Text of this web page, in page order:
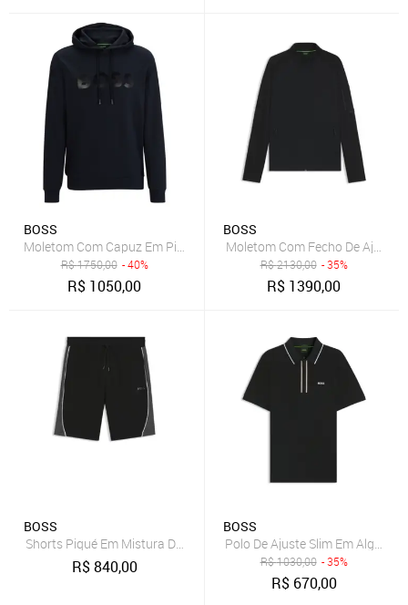
BOSS
Moletom Com Capuz Em Piqué De Algodão De Ajuste Descontraído
R$1750,00 - 40%
R$ 1050,00
BOSS
Moletom Com Fecho De Ajuste
R$2130,00 - 35%
R$ 1390,00
BOSS
Shorts Piqué Em Mistura De Algodão
R$840,00
BOSS
Polo De Ajuste Slim Em
R$1030,00 - 35%
R$ 670,00